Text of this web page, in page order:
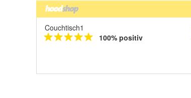
Couchtisch1
100% positiv